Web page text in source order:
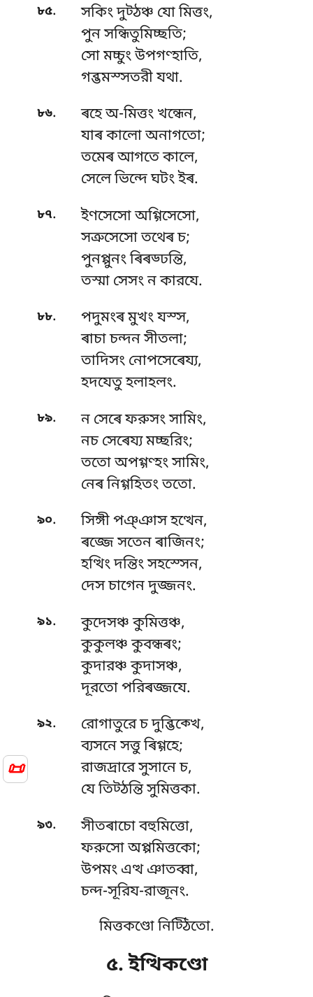
📜
৮৫.
সকিং দুট্ঠঞ্চ যো মিত্তং,
পুন সন্ধিতুমিচ্ছতি;
সোমচ্চুং উপগণ্হাতি,
গব্ভমস্সতরী যথা.
৮৬.
ৰহে অ-মিত্তং খন্ধেন,
যাৰ কালো অনাগতো;
তমেৰ আগতে কালে,
সেলে ভিন্দে ঘটং ইৰ.
৮৭.
ইণসেসো অগ্গিসেসো,
সত্রুসেসো তথেৰ চ;
পুনপ্পুনং ৰিৰড্ঢন্তি,
তস্মা সেসং ন কারযে.
৮৮.
পদুমংৰ মুখং যস্স,
ৰাচা চন্দন সীতলা;
তাদিসং নোপসেৰেয্য,
হদযেতু হলাহলং.
৮৯.
ন সেৰে ফরুসং সামিং,
নচ সেৰেয্য মচ্ছরিং;
ততো অপগ্গণ্হং সামিং,
নেৰ নিগ্গহিতং ততো.
৯০.
সিঙ্গী পঞ্ঞাস হত্থেন,
ৰজ্জে সতেন ৰাজিনং;
হত্থিংদন্তিং সহস্সেন,
দেস চাগেন দুজ্জনং.
৯১.
কুদেসঞ্চ কুমিত্তঞ্চ,
কুকুলঞ্চ কুবন্ধৰং;
কুদারঞ্চ কুদাসঞ্চ,
দূরতো পরিৰজ্জযে.
৯২.
রোগাতুরে চ দুব্ভিক্খে,
ব্যসনে সত্তু ৰিগ্গহে;
রাজদ্ৰারে সুসানে চ,
যে তিট্ঠন্তি সুমিত্তকা.
৯৩.
সীতৰাচো বহুমিত্তো,
ফরুসো অপ্পমিত্তকো;
উপমং এত্থ ঞাতব্বা,
চন্দ-সূরিয-রাজূনং.
মিত্তকণ্ডো নিট্ঠিতো.
৫. ইত্থিকণ্ডো